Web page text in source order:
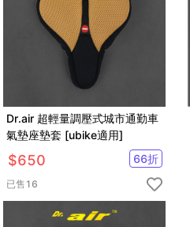
Dr.air 超輕量調壓式城市通勤車
氣墊座墊套 [ubike適用]
$650 66折
已售 16